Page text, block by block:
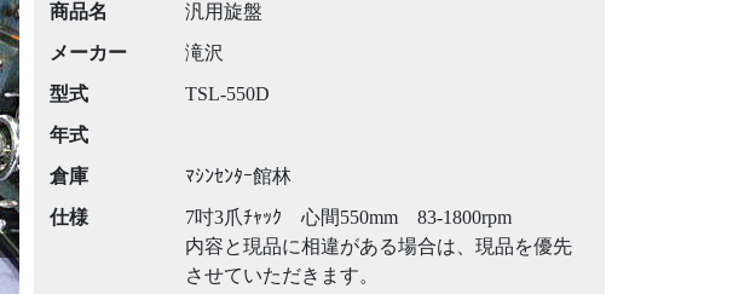
商品名
汎用旋盤
メーカー
滝沢
型式
TSL-550D
年式
倉庫
ﾏｼﾝｾﾝﾀｰ館林
仕様
7吋3爪ﾁｬｯｸ 心間550mm 83-1800rpm
内容と現品に相違がある場合は、現品を優先
させていただきます。